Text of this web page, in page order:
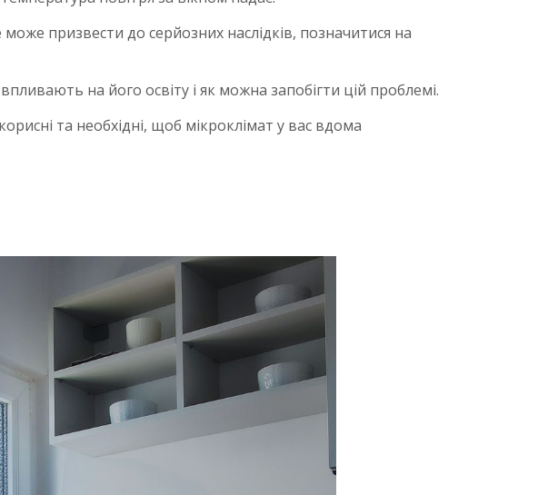
призвести до серйозних наслідків, позначитися на
на його освіту і як можна запобігти цій проблемі.
та необхідні, щоб мікроклімат у вас вдома